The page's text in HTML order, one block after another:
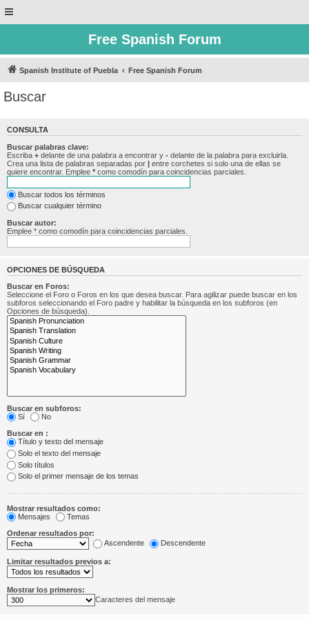
Free Spanish Forum
Spanish Institute of Puebla Free Spanish Forum
Buscar
CONSULTA
Buscar palabras clave:
Escriba + delante de una palabra a encontrar y - delante de la palabra para excluirla.
Crea una lista de palabras separadas por | entre corchetes si solo una de ellas se
quiere encontrar. Emplee * como comodín para coincidencias parciales.
Buscar todos los términos
Buscar cualquier término
Buscar autor:
Emplee * como comodín para coincidencias parciales.
OPCIONES DE BÚSQUEDA
Buscar en Foros:
Seleccione el Foro o Foros en los que desea buscar. Para agilizar puede buscar en los
subforos seleccionando el Foro padre y habilitar la búsqueda en los subforos (en
Opciones de búsqueda).
Buscar en subforos:
Sí
No
Buscar en :
Título y texto del mensaje
Solo el texto del mensaje
Solo títulos
Solo el primer mensaje de los temas
Mostrar resultados como:
Mensajes
Temas
Ordenar resultados por:
Ascendente
Descendente
Limitar resultados previos a:
Mostrar los primeros:
Caracteres del mensaje